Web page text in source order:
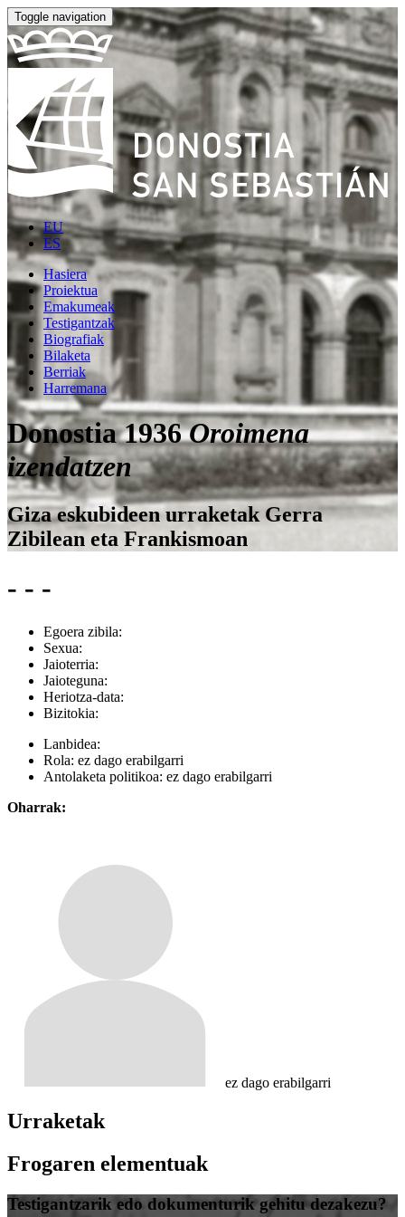
Toggle navigation
EU
ES
Hasiera
Proiektua
Emakumeak
Testigantzak
Biografiak
Bilaketa
Berriak
Harremana
Donostia 1936Oroimena
izendatzen
Giza eskubideen urraketak Gerra
Zibilean eta Frankismoan
- - -
Egoera zibila:
Sexua:
Jaioterria:
Jaioteguna:
Heriotza-data:
Bizitokia:
Lanbidea:
Rola: ez dago erabilgarri
Antolaketa politikoa: ez dago erabilgarri
Oharrak:
ez dago erabilgarri
Urraketak
Frogaren elementuak
Testigantzarik edo dokumenturik gehitu dezakezu?